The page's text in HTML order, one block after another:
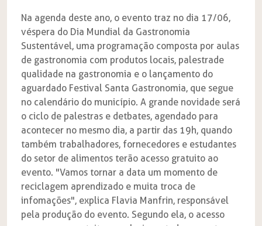
Na agenda deste ano, o evento traz no dia 17/06,
véspera do Dia Mundial da Gastronomia
Sustentável, uma programação composta por aulas
de gastronomia com produtos locais, palestra de
qualidade na gastronomia e o lançamento do
aguardado Festival Santa Gastronomia, que segue
no calendário do município. A grande novidade será
o ciclo de palestras e detbates, agendado para
acontecer no mesmo dia, a partir das 19h, quando
também trabalhadores, fornecedores e estudantes
do setor de alimentos terão acesso gratuito ao
evento. "Vamos tornar a data um momento de
reciclagem aprendizado e muita troca de
infomações", explica Flavia Manfrin, responsável
pela produção do evento. Segundo ela, o acesso